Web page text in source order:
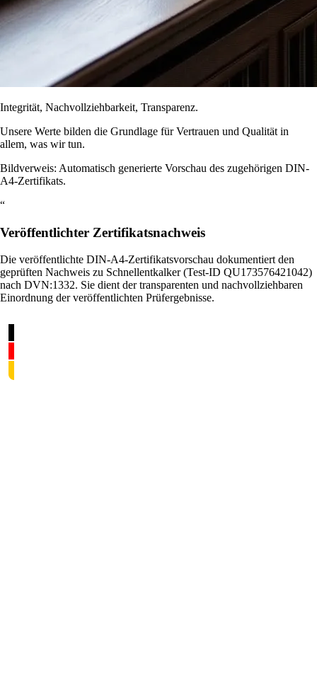
Integrität, Nachvollziehbarkeit, Transparenz.
Unsere Werte bilden die Grundlage für Vertrauen und Qualität in
allem, was wir tun.
Bildverweis: Automatisch generierte Vorschau des zugehörigen DIN-
A4-Zertifikats.
“
Veröffentlichter Zertifikatsnachweis
Die veröffentlichte DIN-A4-Zertifikatsvorschau dokumentiert den
geprüften Nachweis zu Schnellentkalker (Test-ID QU173576421042)
nach DVN:1332. Sie dient der transparenten und nachvollziehbaren
Einordnung der veröffentlichten Prüfergebnisse.